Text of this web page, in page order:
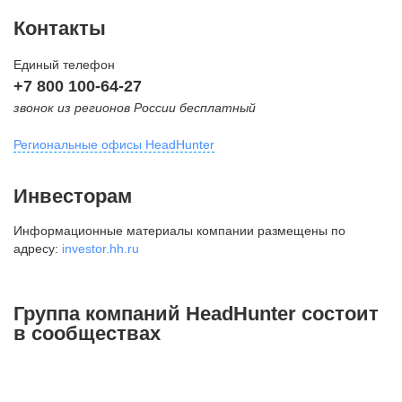
Контакты
Единый телефон
+7 800 100-64-27
звонок из регионов России бесплатный
Региональные офисы HeadHunter
внутригородская территория
Муниципальный округ Тверской,
2-я Брестская ул., д. 48,
+7 495 980-64-27
Инвесторам
Информационные материалы компании размещены по
адресу: investor.hh.ru
Группа компаний HeadHunter состоит
в сообществах